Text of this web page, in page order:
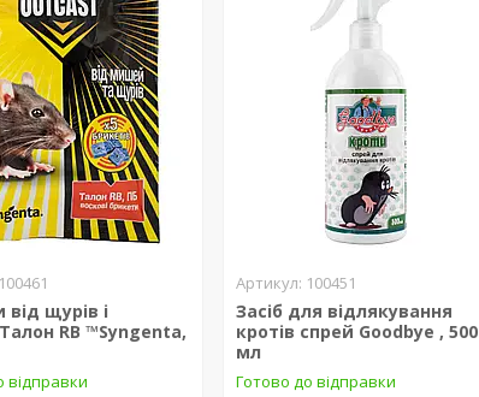
100461
від щурів і
RB ™Syngenta,
відправки
100451
Засіб для відлякування
кротів спрей Goodbye , 500
мл
Готово до відправки